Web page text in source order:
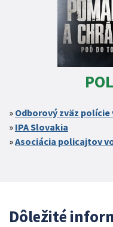
Odborový zväz polície
IPA Slovakia
Asociácia policajtov
Dôležité